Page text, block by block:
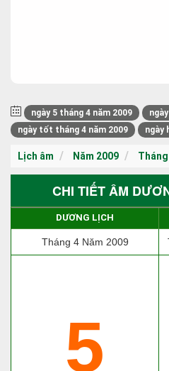
ngày 5 tháng 4 năm 2009
ngày tốt tháng 4 năm 2009
ngày
Lịch âm Năm 2009
CHI TIẾT ÂM
DƯƠNG LỊCH
Tháng 4 Năm 2009
5